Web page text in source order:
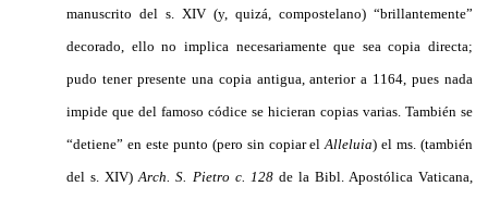
manuscrito del s. XIV (y, quizá, compostelano) “brillantemente”
decorado, ello no implica necesariamente que sea copia directa;
pudo tener presente una copia antigua, anterior a 1164, pues nada
impide que del famoso códice se hicieran copias varias. También se
“detiene” en este punto (pero sin copiar elAlleluia) el ms. (también
del s. XIV)Arch. S. Pietro c. 128 de la Bibl. Apostólica Vaticana,